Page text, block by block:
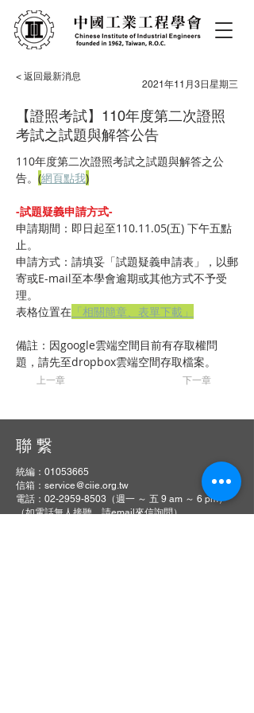
< 返回最新消息
2021年11月3日星期三
【證照考試】110年度第二次證照
考試之試題與解答公告
110年度第二次證照考試之試題與解答之公
告。 (網頁點我)
-試題疑義申請方式-
申請期間：即日起至110.11.05(五) 下午五點
止。
申請方式：請填妥「試題疑義申請表」，以郵
寄或E-mail至本學會逾期或其他方式不予受
理。
表格位置在 「相關簡章、表單下載」
備註：因google雲端空間目前有存取權問
題，請先至dropbox雲端空間存取檔案。
上一章 下一章
聯 繋
統編：01053665
信箱： service@ciie.org.tw
電話：02-2959-8503（週一 ～ 五 9 am ～ 6 pm）
（如電話無人接聽，請email來信詢問）